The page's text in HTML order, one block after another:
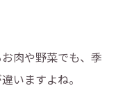
肉や野菜でも、季
いますよね。